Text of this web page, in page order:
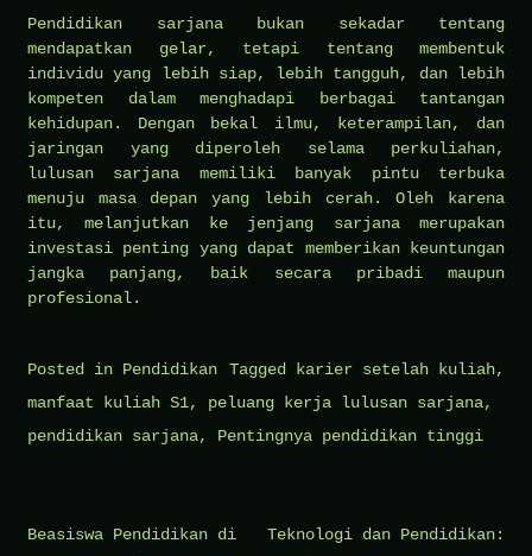
Pendidikan sarjana bukan sekadar tentang
mendapatkan gelar, tetapi tentang membentuk
individu yang lebih siap, lebih tangguh, dan lebih
kompeten dalam menghadapi berbagai tantangan
kehidupan. Dengan bekal ilmu, keterampilan, dan
jaringan yang diperoleh selama perkuliahan,
lulusan sarjana memiliki banyak pintu terbuka
menuju masa depan yang lebih cerah. Oleh karena
itu, melanjutkan ke jenjang sarjana merupakan
investasi penting yang dapat memberikan keuntungan
jangka panjang, baik secara pribadi maupun
profesional.
Posted in Pendidikan Tagged karier setelah kuliah,
manfaat kuliah S1, peluang kerja lulusan sarjana,
pendidikan sarjana, Pentingnya pendidikan tinggi
Post
Beasiswa Pendidikan di
Teknologi dan Pendidikan: